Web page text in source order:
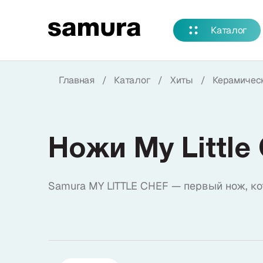
Каталог
Новинки NEW
Главная / Каталог / Хиты /
Ножи My Little
Samura MY LITTLE CHEF — первый нож,